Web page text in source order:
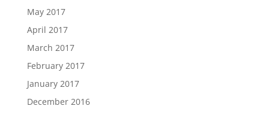
May 2017
April 2017
March 2017
February 2017
January 2017
December 2016